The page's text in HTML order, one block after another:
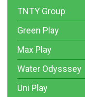
TNTY Group
Green Play
Max Play
Water Odysssey
Uni Play